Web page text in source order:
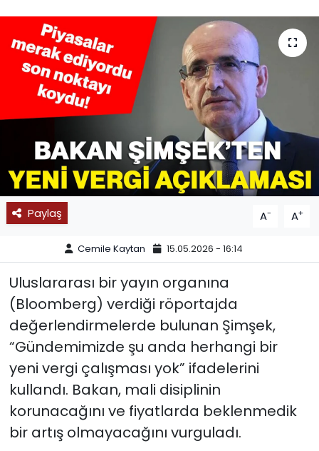
Paylaş A- A+
Cemile Kaytan 15.05.2026 - 16:14
Uluslararası bir yayın organına
(Bloomberg) verdiği röportajda
değerlendirmelerde bulunan Şimşek,
“Gündemimizde şu anda herhangi bir
yeni vergi çalışması yok” ifadelerini
kullandı. Bakan, mali disiplinin
korunacağını ve fiyatlarda beklenmedik
bir artış olmayacağını vurguladı.